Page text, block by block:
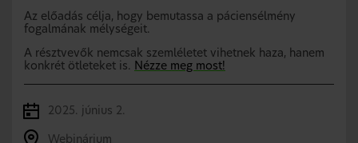
Az előadás célja, hogy bemutassa a páciensélmény
fogalmának mélységeit.
A résztvevők nemcsak szemléletet vihetnek haza, hanem
konkrét ötleteket is.
Nézze meg most!
2025. június 2.
Webinárium